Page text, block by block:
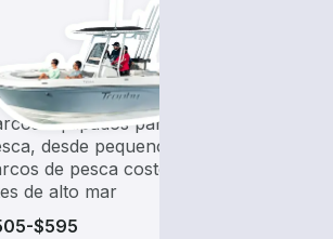
de pesca
equipados para
desde pequenos
de pesca costeira até
de alto mar
$595